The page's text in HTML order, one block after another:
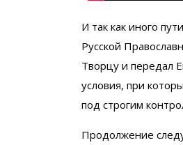
И так как иного
Русской
Творцу и передал
условия, при
под строгим
Продолжение